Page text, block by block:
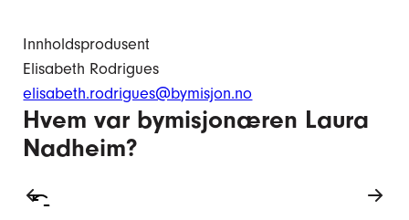
Innholdsprodusent
Elisabeth Rodrigues
elisabeth.rodrigues@bymisjon.no
Hvem var bymisjonæren Laura
Nadheim?